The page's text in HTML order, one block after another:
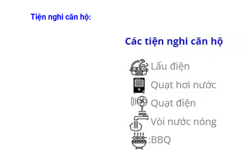
Tiện nghi căn hộ: